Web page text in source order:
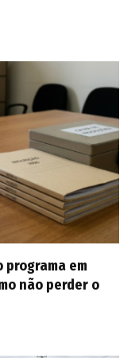
programa em
não perder o